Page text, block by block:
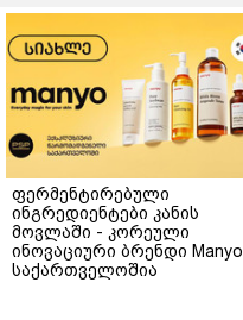
ფერმენტირებული
ინგრედიენტები კანის
მოვლაში - კორეული
ინოვაციური ბრენდი Manyo
საქართველოშია